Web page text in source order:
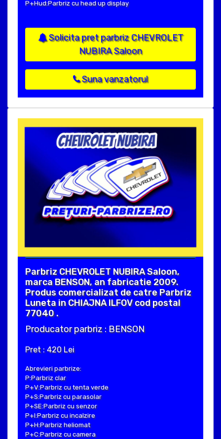
P+Hud:Parbriz cu head up display
Solicita pret parbriz CHEVROLET
NUBIRA Saloon
Suna vanzatorul
Parbriz CHEVROLET NUBIRA Saloon,
marca BENSON, an fabricatie 2009.
Produs comercializat de catre Parbriz
Luneta in CHIAJNA ILFOV cod postal
77040 .
Producator parbriz : BENSON
Pret : 420 Lei
Abrevieri parbrize:
P:Parbriz clar
P+V:Parbriz cu tenta verde
P+S:Parbriz cu parasolar
P+SE:Parbriz cu senzor
P+I:Parbriz cu incalzire
P+H:Parbriz heliomat
P+C:Parbriz cu camera